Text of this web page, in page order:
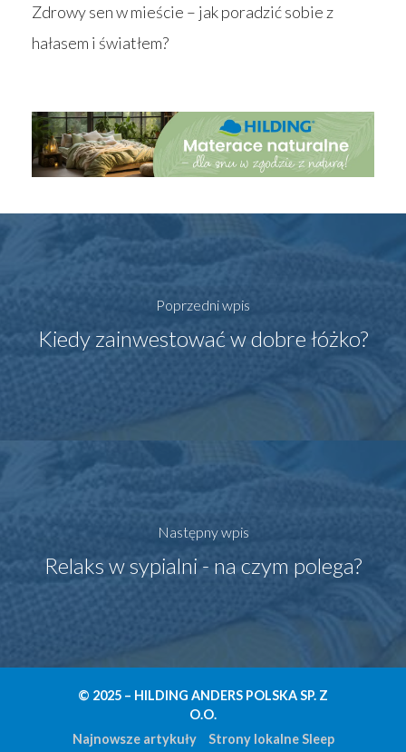
Zdrowy sen w mieście – jak poradzić sobie z
hałasem i światłem?
Poprzedni wpis
Kiedy zainwestować w dobre łóżko?
Następny wpis
Relaks w sypialni - na czym polega?
© 2025 – HILDING ANDERS POLSKA SP. Z
O.O.
Najnowsze artykuły
Strony lokalne Sleep